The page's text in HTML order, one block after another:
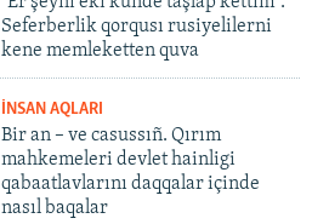
Seferberlik qorqusı rusiyelilerni
kene memleketten quva
İNSAN AQLARI
Bir an – ve casussıñ. Qırım
mahkemeleri devlet hainligi
qabaatlavlarını daqqalar içinde
nasıl baqalar